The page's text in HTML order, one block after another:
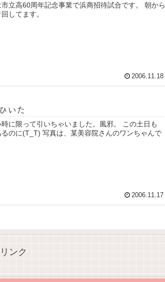
立高60周年記念事業で浜商招待試合です。 朝から
してます。
2006.11.18
いた
に限って引いちゃいました。風邪。 この土日も
るのに(T_T) 写真は、某美容院さんのワンちゃんで
2006.11.17
ンク